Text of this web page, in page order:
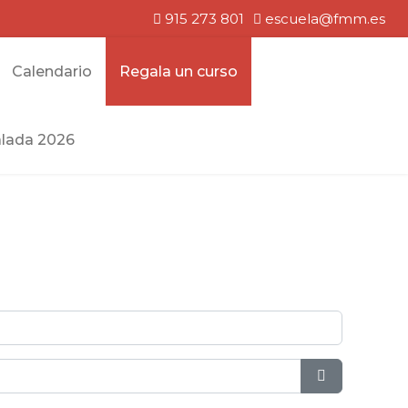
915 273 801 escuela@fmm.es
Calendario Regala un curso
2026
Mostrar